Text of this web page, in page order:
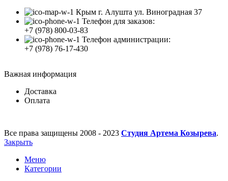
Крым г. Алушта ул. Виноградная 37
Телефон для заказов:
+7 (978) 800-03-83
Телефон администрации:
+7 (978) 76-17-430
Важная информация
Доставка
Оплата
Все права защищены 2008 - 2023 Студия Артема Козырева.
Закрыть
Меню
Категории